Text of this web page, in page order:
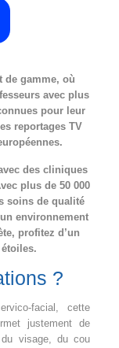
de gamme, où
avec plus
pour leur
reportages TV
des cliniques
plus de 50 000
soins de qualité
environnement
profitez d’un
?
facial, cette
justement de
visage, du cou